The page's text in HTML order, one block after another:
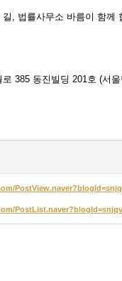
, 법률사무소 바름이 함께
385 동진빌딩 201호 (서